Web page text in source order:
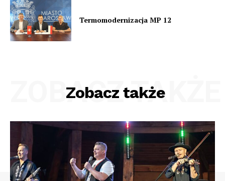
Termomodernizacja MP 12
Zobacz także
ZOBACZ TAKŻE